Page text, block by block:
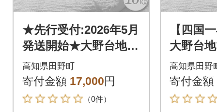
★先行受付:2026年5月
発送開始★大野台地で
採れた令和8年産新じ
ゃがいも『とうや』1
0kg
高知県田野町
寄付金額 17,000円
（0件）
【四国
大野台
和6年産
『とう
高知県田野
寄付金額